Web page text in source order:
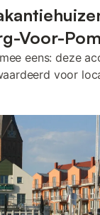
Voor-
eens: deze
voor